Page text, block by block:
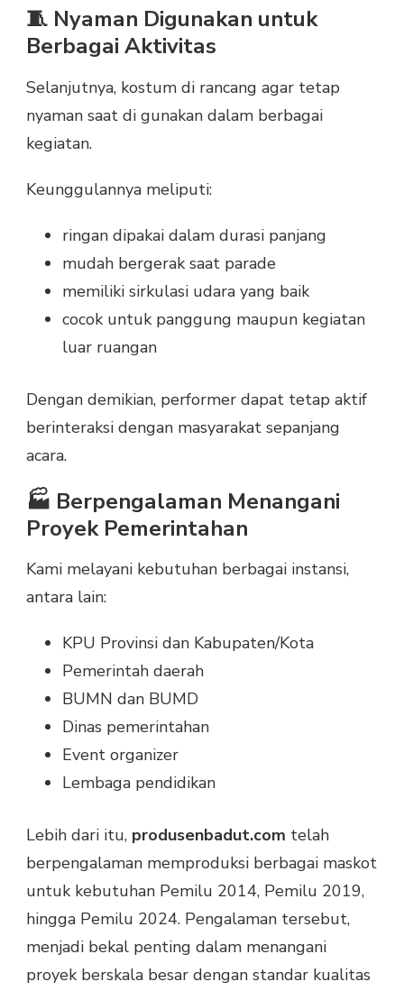
🧵 Nyaman Digunakan untuk
Berbagai Aktivitas
Selanjutnya, kostum di rancang agar tetap
nyaman saat di gunakan dalam berbagai
kegiatan.
Keunggulannya meliputi:
ringan dipakai dalam durasi panjang
mudah bergerak saat parade
memiliki sirkulasi udara yang baik
cocok untuk panggung maupun kegiatan
luar ruangan
Dengan demikian, performer dapat tetap aktif
berinteraksi dengan masyarakat sepanjang
acara.
🏭 Berpengalaman Menangani
Proyek Pemerintahan
Kami melayani kebutuhan berbagai instansi,
antara lain:
KPU Provinsi dan Kabupaten/Kota
Pemerintah daerah
BUMN dan BUMD
Dinas pemerintahan
Event organizer
Lembaga pendidikan
Lebih dari itu, produsenbadut.com telah
berpengalaman memproduksi berbagai maskot
untuk kebutuhan Pemilu 2014, Pemilu 2019,
hingga Pemilu 2024. Pengalaman tersebut,
menjadi bekal penting dalam menangani
proyek berskala besar dengan standar kualitas